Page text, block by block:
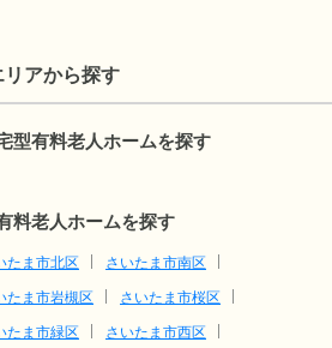
アから探す
型有料老人ホームを探す
料老人ホームを探す
たま市北区
さいたま市南区
たま市岩槻区
さいたま市桜区
たま市緑区
さいたま市西区